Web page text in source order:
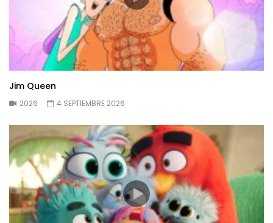
Jim Queen
2026 4 SEPTIEMBRE 2026